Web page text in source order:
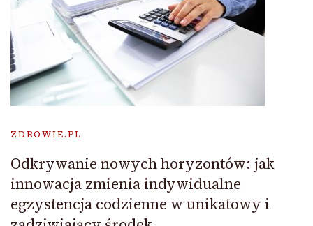
ZDROWIE.PL
Odkrywanie nowych horyzontów: jak
innowacja zmienia indywidualne
egzystencja codzienne w unikatowy i